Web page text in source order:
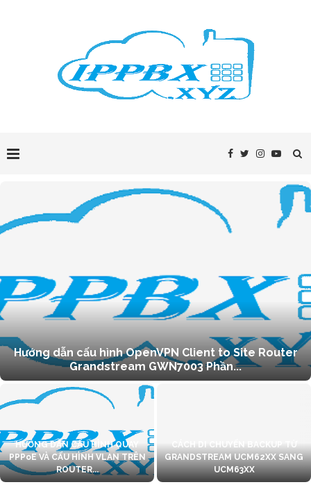
Hướng dẫn cấu hình OpenVPN Client to Site Router
Grandstream GWN7003 Phần...
HƯỚNG DẪN CẤU HÌNH QUAY
PPPoE VÀ CẤU HÌNH VLAN TRÊN
ROUTER...
CÁCH DI CHUYỂN BACKUP TỪ
GRANDSTREAM UCM62XX SANG
UCM63XX